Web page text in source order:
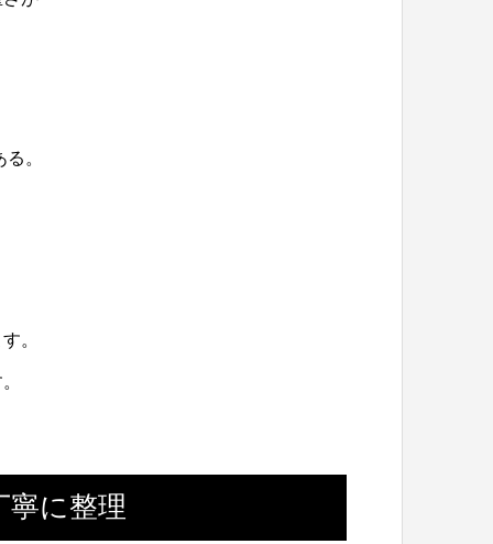
。
。
寧に整理